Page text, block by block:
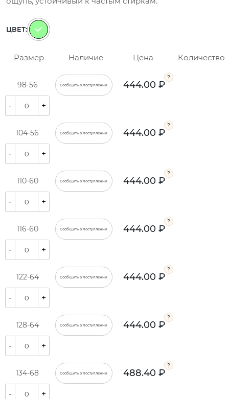
ЦВЕТ:
Размер Наличие Цена Количество
98-56 Сообщить о поступлении 444.00 ₽
- +
104-56 Сообщить о поступлении 444.00 ₽
- +
110-60 Сообщить о поступлении 444.00 ₽
- +
116-60 Сообщить о поступлении 444.00 ₽
- +
122-64 Сообщить о поступлении 444.00 ₽
- +
128-64 Сообщить о поступлении 444.00 ₽
- +
134-68 Сообщить о поступлении 488.40 ₽
- +